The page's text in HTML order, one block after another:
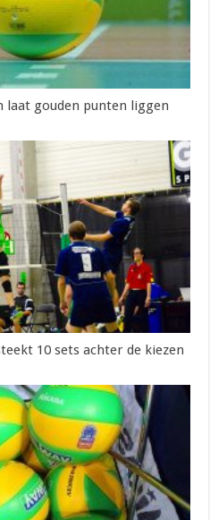
laat gouden punten liggen
10 sets achter de kiezen